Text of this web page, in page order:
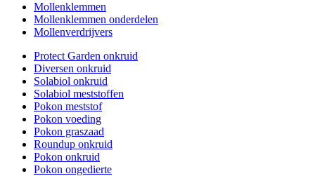
Mollenklemmen
Mollenklemmen onderdelen
Mollenverdrijvers
Protect Garden onkruid
Diversen onkruid
Solabiol onkruid
Solabiol meststoffen
Pokon meststof
Pokon voeding
Pokon graszaad
Roundup onkruid
Pokon onkruid
Pokon ongedierte